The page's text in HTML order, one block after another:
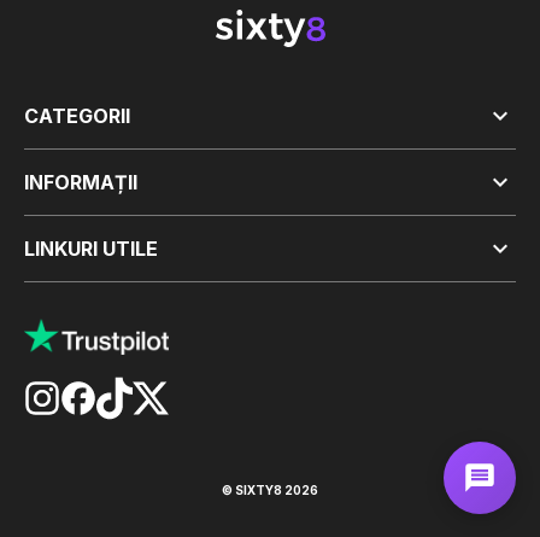
CATEGORII 
INFORMAȚII 
LINKURI UTILE 
© SIXTY8 2026